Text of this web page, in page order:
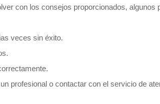
con los consejos proporcionados, algunos
veces sin éxito.
profesional o contactar con el servicio de